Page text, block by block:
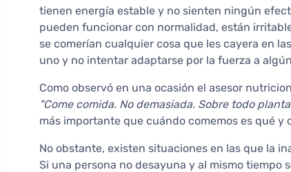
tienen energía estable y no sienten ningún
pueden funcionar con normalidad, están
se comerían cualquier cosa que les cayera en
uno y no intentar adaptarse por la fuerza a
Como observó en una ocasión el asesor
"Come comida. No demasiada. Sobre todo
más importante que cuándo comemos es qué y
No obstante, existen situaciones en las que la
Si una persona no desayuna y al mismo tiempo